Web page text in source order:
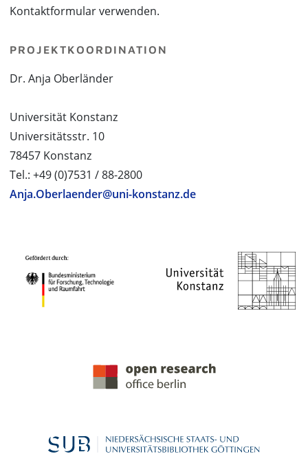
Kontaktformular verwenden.
PROJEKTKOORDINATION
Dr. Anja Oberländer
Universität Konstanz
Universitätsstr. 10
78457 Konstanz
Tel.: +49 (0)7531 / 88-2800
Anja.Oberlaender@uni-konstanz.de